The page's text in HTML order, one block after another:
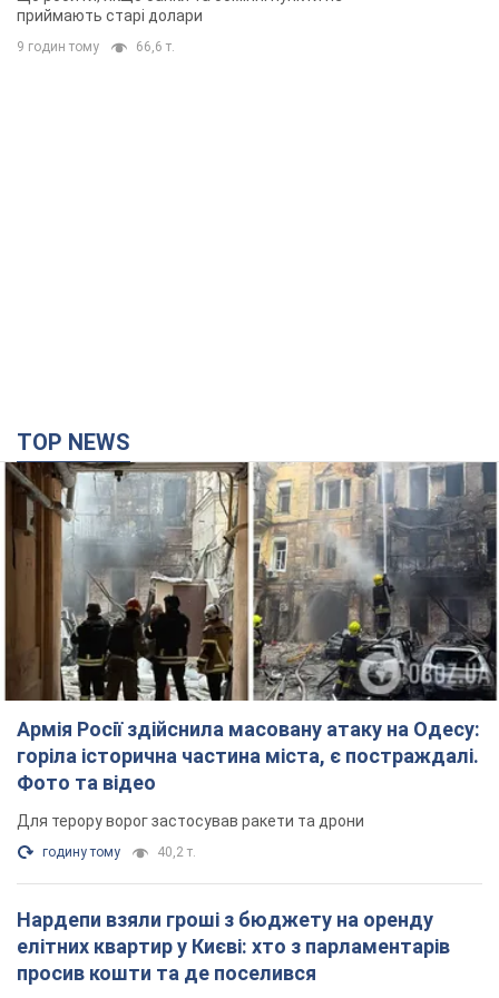
приймають старі долари
9 годин тому 66,6 т.
TOP NEWS
Армія Росії здійснила масовану атаку на Одесу:
горіла історична частина міста, є постраждалі.
Фото та відео
Для терору ворог застосував ракети та дрони
годину тому 40,2 т.
Нардепи взяли гроші з бюджету на оренду
елітних квартир у Києві: хто з парламентарів
просив кошти та де поселився